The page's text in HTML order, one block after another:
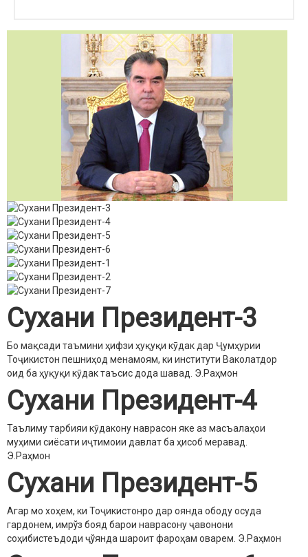
Сухани Президент-3
Бо мақсади таъмини ҳифзи ҳуқуқи кӯдак дар Ҷумҳурии
Тоҷикистон пешниҳод менамоям, ки институти Ваколатдор
оид ба ҳуқуқи кӯдак таъсис дода шавад. Э.Раҳмон
Сухани Президент-4
Таълиму тарбияи кӯдакону наврасон яке аз масъалаҳои
муҳими сиёсати иҷтимоии давлат ба ҳисоб меравад.
Э.Раҳмон
Сухани Президент-5
Агар мо хоҳем, ки Тоҷикистонро дар оянда ободу осуда
гардонем, имрўз бояд барои наврасону ҷавонони
соҳибистеъдоди ҷўянда шароит фароҳам оварем. Э.Раҳмон